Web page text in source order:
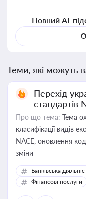
Повний AI-
Теми, які можуть
Перехід
стандартів
Про що тема: Тема
класифікації видів
NACE, оновлення
зміни
Банківська
Фінансові послуги